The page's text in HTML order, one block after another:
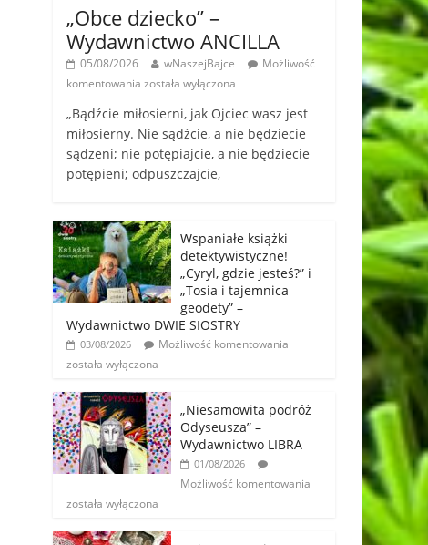
„Obce dziecko” –
Wydawnictwo ANCILLA
05/08/2026 wNaszejBajce
Możliwość
komentowania została wyłączona
„Bądźcie miłosierni, jak Ojciec wasz jest
miłosierny. Nie sądźcie, a nie będziecie
sądzeni; nie potępiajcie, a nie będziecie
potępieni; odpuszczajcie,
Wspaniałe książki
detektywistyczne!
„Cyryl, gdzie jesteś?” i
„Tosia i tajemnica
geodety” –
Wydawnictwo DWIE SIOSTRY
03/08/2026
Możliwość komentowania
została wyłączona
„Niesamowita podróż
Odyseusza” –
Wydawnictwo LIBRA
01/08/2026
Możliwość komentowania
została wyłączona